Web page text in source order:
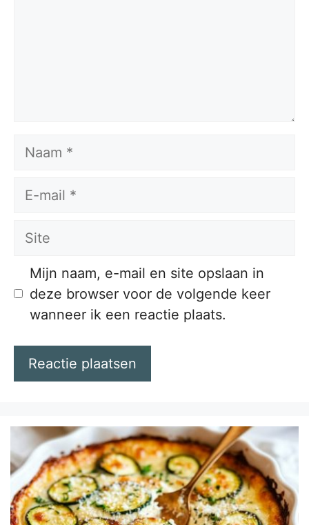
Naam
E-
Site
Mijn naam, e-mail en site opslaan in
deze browser voor de volgende keer
wanneer ik een reactie plaats.